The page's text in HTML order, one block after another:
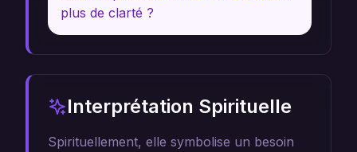
plus de clarté ?
Interprétation Spirituelle
Spirituellement, elle symbolise un besoin